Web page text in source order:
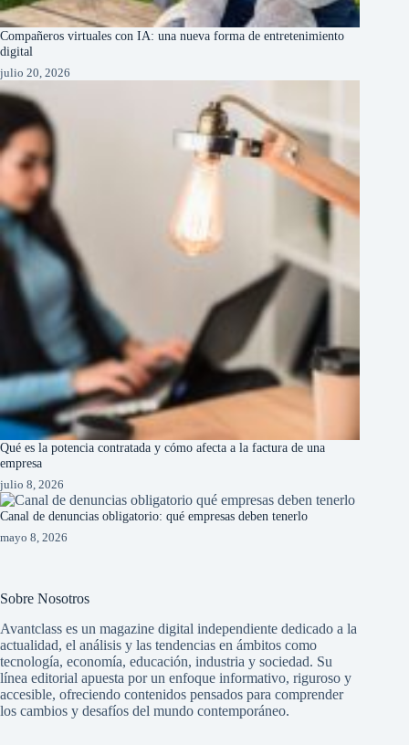
Compañeros virtuales con IA: una nueva forma de entretenimiento
digital
julio 20, 2026
Qué es la potencia contratada y cómo afecta a la factura de una
empresa
julio 8, 2026
Canal de denuncias obligatorio: qué empresas deben tenerlo
mayo 8, 2026
Sobre Nosotros
Avantclass es un magazine digital independiente dedicado a la
actualidad, el análisis y las tendencias en ámbitos como
tecnología, economía, educación, industria y sociedad. Su
línea editorial apuesta por un enfoque informativo, riguroso y
accesible, ofreciendo contenidos pensados para comprender
los cambios y desafíos del mundo contemporáneo.